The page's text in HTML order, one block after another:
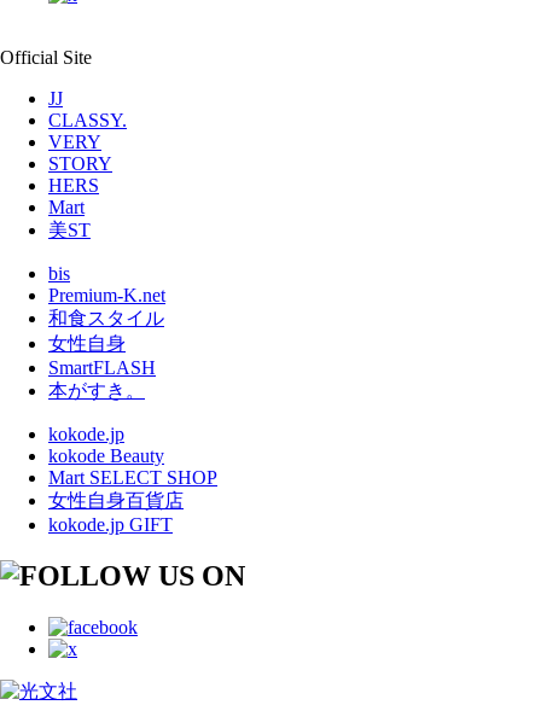
Official Site
JJ
CLASSY.
VERY
STORY
HERS
Mart
美ST
bis
Premium-K.net
和食スタイル
女性自身
SmartFLASH
本がすき。
kokode.jp
kokode Beauty
Mart SELECT SHOP
女性自身百貨店
kokode.jp GIFT